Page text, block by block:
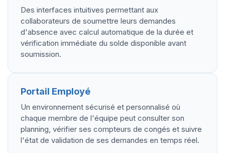
Des interfaces intuitives permettant aux
collaborateurs de soumettre leurs demandes
d'absence avec calcul automatique de la durée et
vérification immédiate du solde disponible avant
soumission.
Portail Employé
Un environnement sécurisé et personnalisé où
chaque membre de l'équipe peut consulter son
planning, vérifier ses compteurs de congés et suivre
l'état de validation de ses demandes en temps réel.